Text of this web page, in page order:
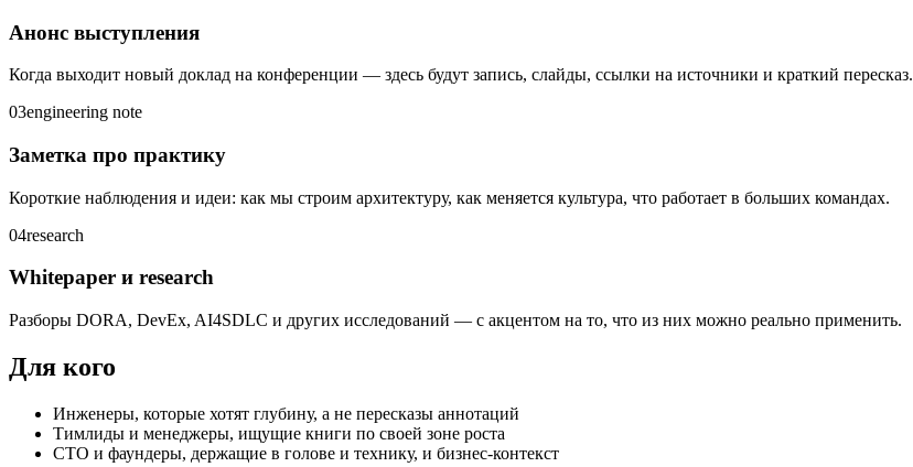
Анонс выступления
Когда выходит новый доклад на конференции — здесь будут запись, слайды, ссылки на источники и краткий пересказ.
03engineering note
Заметка про практику
Короткие наблюдения и идеи: как мы строим архитектуру, как меняется культура, что работает в больших командах.
04research
Whitepaper и research
Разборы DORA, DevEx, AI4SDLC и других исследований — с акцентом на то, что из них можно реально применить.
Для кого
Инженеры, которые хотят глубину, а не пересказы аннотаций
Тимлиды и менеджеры, ищущие книги по своей зоне роста
CTO и фаундеры, держащие в голове и технику, и бизнес-контекст